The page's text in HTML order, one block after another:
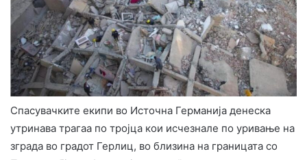
Спасувачките екипи во Источна Германија денеска
утринава трагаа по тројца кои исчезнале по уривање на
зграда во градот Герлиц, во близина на границата со